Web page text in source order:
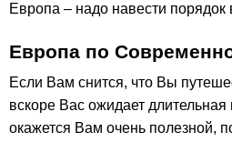
Европа – надо навести порядок
Европа по
Если Вам снится, что Вы
вскоре Вас ожидает длительная
окажется Вам очень полезной,